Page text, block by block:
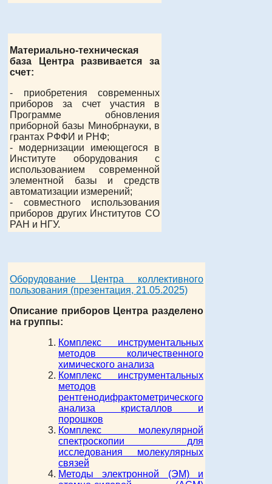
Материально-техническая
база Центра развивается за
счет:
- приобретения современных
приборов за счет участия в
Программе обновления
приборной базы Минобрнауки, в
грантах РФФИ и РНФ;
- модернизации имеющегося в
Институте оборудования с
использованием современной
элементной базы и средств
автоматизации измерений;
- совместного использования
приборов других Институтов СО
РАН и НГУ.
Оборудование Центра коллективного
пользования (презентация, 21.05.2025)
Описание приборов Центра разделено
на группы:
Комплекс инструментальных
методов количественного
химического анализа
Комплекс инструментальных
методов
рентгенодифрактометрического
анализа кристаллов и
порошков
Комплекс молекулярной
спектроскопии для
исследования молекулярных
связей
Методы электронной (ЭМ) и